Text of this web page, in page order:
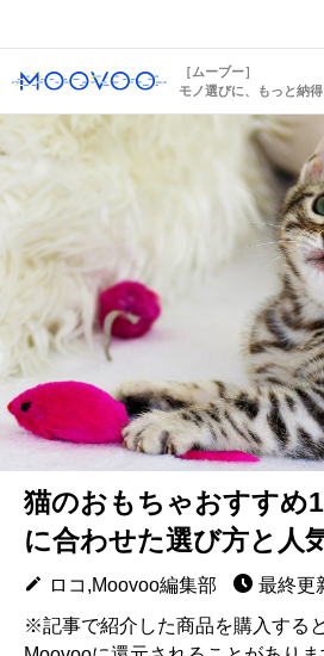
［ムーブー］
モノ選びに、もっと納得
猫のおもちゃおすすめ
に合わせた選び方と人
ロコ,Moovoo編集部
最終更
※記事で紹介した商品を購入する